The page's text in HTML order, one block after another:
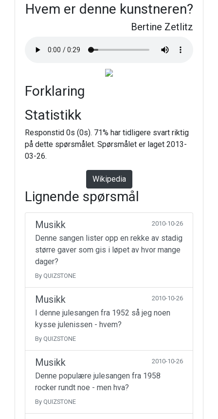
Hvem er denne kunstneren?
Bertine Zetlitz
Forklaring
Statistikk
Responstid 0s (0s). 71% har tidligere svart riktig
på dette spørsmålet. Spørsmålet er laget 2013-
03-26.
Wikipedia
Lignende spørsmål
Musikk 2010-10-26
Denne sangen lister opp en rekke av stadig
større gaver som gis i løpet av hvor mange
dager?
By QUIZSTONE
Musikk 2010-10-26
I denne julesangen fra 1952 så jeg noen
kysse julenissen - hvem?
By QUIZSTONE
Musikk 2010-10-26
Denne populære julesangen fra 1958
rocker rundt noe - men hva?
By QUIZSTONE